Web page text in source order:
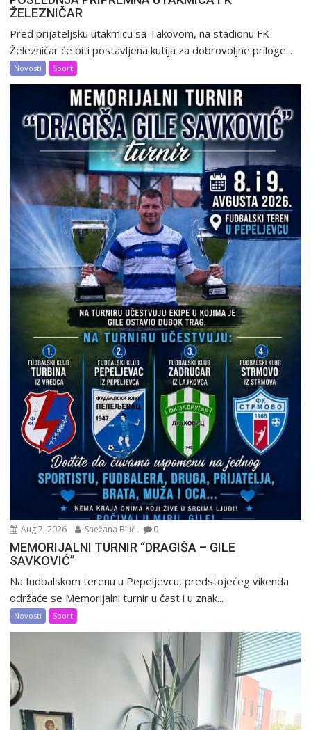
ŽELEZNIČAR
Pred prijateljsku utakmicu sa Takovom, na stadionu FK
Železničar će biti postavljena kutija za dobrovoljne priloge...
Novosti Sport
Aug 7, 2026 Snežana Bilić 0
MEMORIJALNI TURNIR “DRAGIŠA – GILE
SAVKOVIĆ”
Na fudbalskom terenu u Pepeljevcu, predstojećeg vikenda
održaće se Memorijalni turnir u čast i u znak...
Novosti Sport